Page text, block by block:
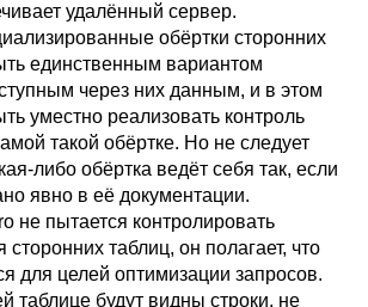
удалённый сервер.
обёртки сторонних
единственным вариантом
через них данным, и в этом
уместно реализовать контроль
такой обёртке. Но не следует
либо обёртка ведёт себя так, если
явно в её документации.
не пытается контролировать
сторонних таблиц, он полагает, что
для целей оптимизации запросов.
таблице будут видны строки, не